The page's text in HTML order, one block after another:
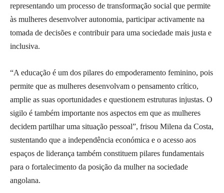
representando um processo de transformação social que permite
às mulheres desenvolver autonomia, participar activamente na
tomada de decisões e contribuir para uma sociedade mais justa e
inclusiva.
“A educação é um dos pilares do empoderamento feminino, pois
permite que as mulheres desenvolvam o pensamento crítico,
amplie as suas oportunidades e questionem estruturas injustas. O
sigilo é também importante nos aspectos em que as mulheres
decidem partilhar uma situação pessoal”, frisou Milena da Costa,
sustentando que a independência económica e o acesso aos
espaços de liderança também constituem pilares fundamentais
para o fortalecimento da posição da mulher na sociedade
angolana.